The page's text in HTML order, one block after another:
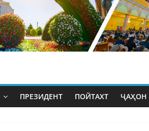
ПРЕЗИДЕНТ ПОЙТАХТ ҶАҲОН